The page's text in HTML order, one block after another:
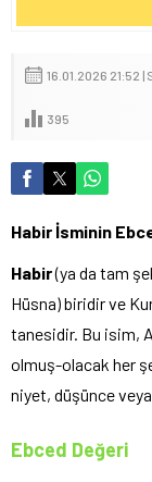
16.01.2026 21:52 |
395
Habir İsminin
Habir(ya da tam
Hüsna) biridir ve
tanesidir. Bu isim,
olmuş-olacak her
niyet, düşünce veya
Ebced Değeri